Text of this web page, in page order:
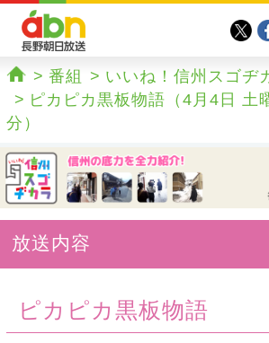
ホーム
番組 いいね！信州スゴヂ
ピカピカ黒板物語（4月4日 土
分）
放送内容
ピカピカ黒板物語